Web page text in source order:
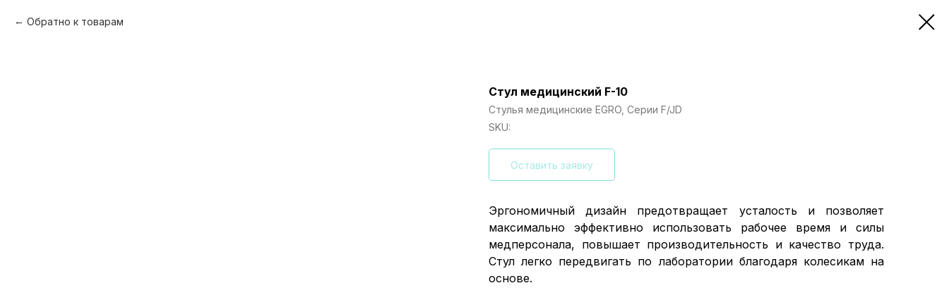
Обратно к товарам
Стул медицинский F-10
Стулья медицинские EGRO, Серии F/JD
SKU:
Оставить заявку
Эргономичный дизайн предотвращает усталость и позволяет
максимально эффективно использовать рабочее время и силы
медперсонала, повышает производительность и качество труда.
Стул легко передвигать по лаборатории благодаря колесикам на
основе.